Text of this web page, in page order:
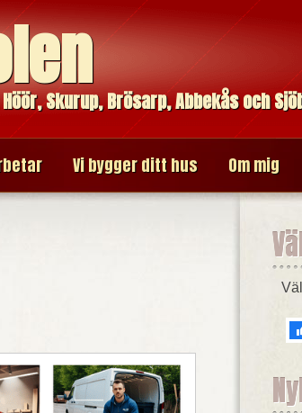
Skurup, Brösarp, Abbekås och
Vi bygger ditt hus Om mig